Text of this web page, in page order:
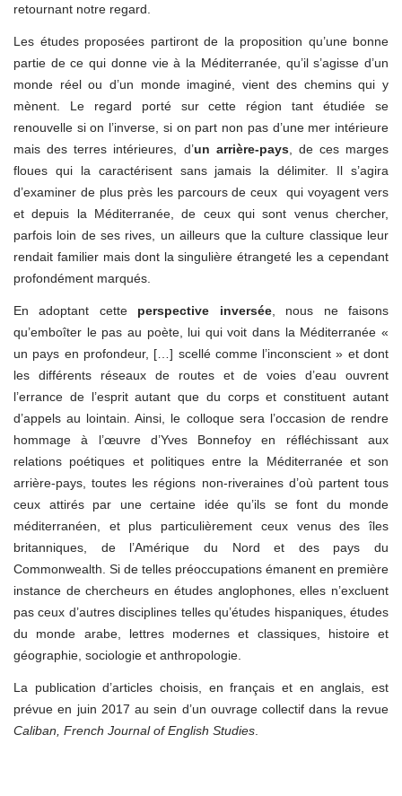
retournant notre regard.
Les études proposées partiront de la proposition qu’une bonne
partie de ce qui donne vie à la Méditerranée, qu’il s’agisse d’un
monde réel ou d’un monde imaginé, vient des chemins qui y
mènent. Le regard porté sur cette région tant étudiée se
renouvelle si on l’inverse, si on part non pas d’une mer intérieure
mais des terres intérieures, d’un arrière-pays, de ces marges
floues qui la caractérisent sans jamais la délimiter. Il s’agira
d’examiner de plus près les parcours de ceux qui voyagent vers
et depuis la Méditerranée, de ceux qui sont venus chercher,
parfois loin de ses rives, un ailleurs que la culture classique leur
rendait familier mais dont la singulière étrangeté les a cependant
profondément marqués.
En adoptant cette perspective inversée, nous ne faisons
qu’emboîter le pas au poète, lui qui voit dans la Méditerranée «
un pays en profondeur, […] scellé comme l’inconscient » et dont
les différents réseaux de routes et de voies d’eau ouvrent
l’errance de l’esprit autant que du corps et constituent autant
d’appels au lointain. Ainsi, le colloque sera l’occasion de rendre
hommage à l’œuvre d’Yves Bonnefoy en réfléchissant aux
relations poétiques et politiques entre la Méditerranée et son
arrière-pays, toutes les régions non-riveraines d’où partent tous
ceux attirés par une certaine idée qu’ils se font du monde
méditerranéen, et plus particulièrement ceux venus des îles
britanniques, de l’Amérique du Nord et des pays du
Commonwealth. Si de telles préoccupations émanent en première
instance de chercheurs en études anglophones, elles n’excluent
pas ceux d’autres disciplines telles qu’études hispaniques, études
du monde arabe, lettres modernes et classiques, histoire et
géographie, sociologie et anthropologie.
La publication d’articles choisis, en français et en anglais, est
prévue en juin 2017 au sein d’un ouvrage collectif dans la revue
Caliban, French Journal of English Studies